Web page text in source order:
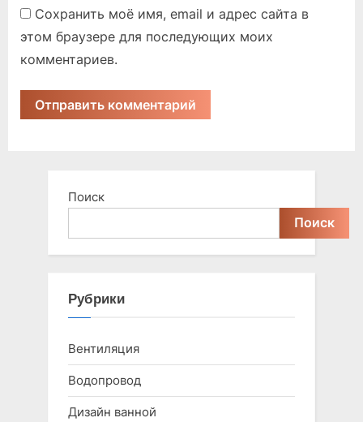
Сохранить моё имя, email и адрес сайта в
этом браузере для последующих моих
комментариев.
Поиск
Поиск
Рубрики
Вентиляция
Водопровод
Дизайн ванной